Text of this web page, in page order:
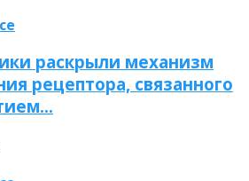
раскрыли механизм
рецептора, связанного